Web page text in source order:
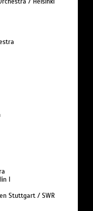
/ Helsinki
I
Stuttgart / SWR